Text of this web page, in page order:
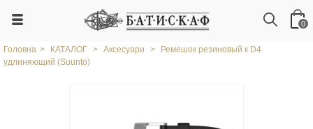
0
Головна > КАТАЛОГ > Аксесуари >
Ремешок резиновый к D4
удлиняющий (Suunto)